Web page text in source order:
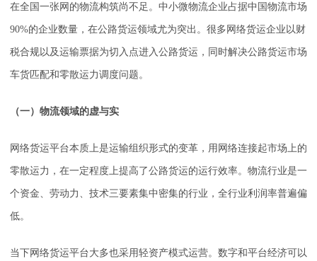
在全国一张网的物流构筑尚不足。中小微物流企业占据中国物流市场
90%的企业数量，在公路货运领域尤为突出。很多网络货运企业以财
税合规以及运输票据为切入点进入公路货运，同时解决公路货运市场
车货匹配和零散运力调度问题。
（一）物流领域的虚与实
网络货运平台本质上是运输组织形式的变革，用网络连接起市场上的
零散运力，在一定程度上提高了公路货运的运行效率。物流行业是一
个资金、劳动力、技术三要素集中密集的行业，全行业利润率普遍偏
低。
当下网络货运平台大多也采用轻资产模式运营。数字和平台经济可以